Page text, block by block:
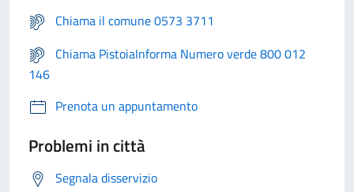
Chiama il comune 0573 3711
Chiama PistoiaInforma Numero verde 800 012
146
Prenota un appuntamento
Problemi in città
Segnala disservizio